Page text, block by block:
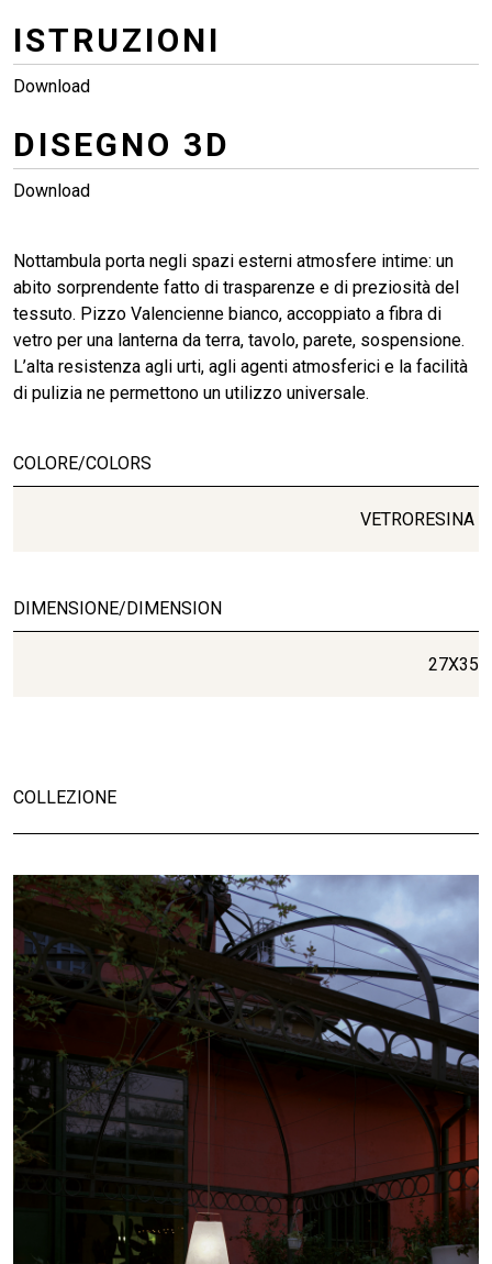
ISTRUZIONI
Download
DISEGNO 3D
Download
Nottambula porta negli spazi esterni atmosfere intime: un
abito sorprendente fatto di trasparenze e di preziosità del
tessuto. Pizzo Valencienne bianco, accoppiato a fibra di
vetro per una lanterna da terra, tavolo, parete, sospensione.
L’alta resistenza agli urti, agli agenti atmosferici e la facilità
di pulizia ne permettono un utilizzo universale.
COLORE/COLORS
VETRORESINA
DIMENSIONE/DIMENSION
27X35
COLLEZIONE